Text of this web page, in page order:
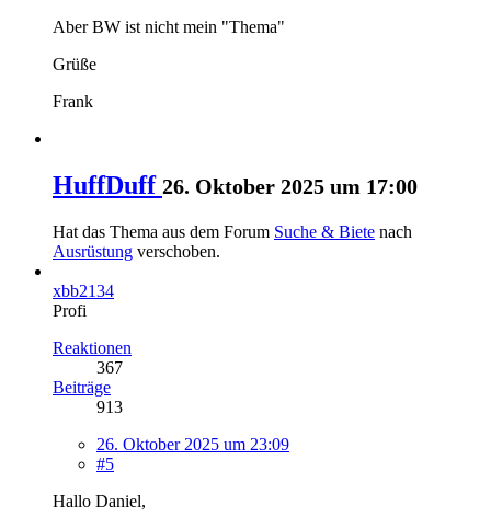
Aber BW ist nicht mein "Thema"
Grüße
Frank
HuffDuff 26. Oktober 2025 um 17:00
Hat das Thema aus dem Forum Suche & Biete nach
Ausrüstung verschoben.
xbb2134
Profi
Reaktionen
367
Beiträge
913
26. Oktober 2025 um 23:09
#5
Hallo Daniel,